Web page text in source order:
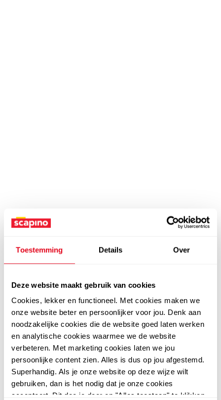
Toestemming Details Over
Deze website maakt gebruik van cookies
Cookies, lekker en functioneel. Met cookies maken we
onze website beter en persoonlijker voor jou. Denk aan
noodzakelijke cookies die de website goed laten werken
en analytische cookies waarmee we de website
verbeteren. Met marketing cookies laten we jou
persoonlijke content zien. Alles is dus op jou afgestemd.
Superhandig. Als je onze website op deze wijze wilt
gebruiken, dan is het nodig dat je onze cookies
accepteert. Dit doe je door op "Alles toestaan" te klikken.